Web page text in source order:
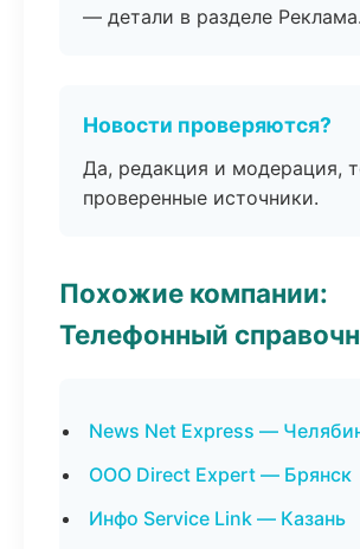
— детали в разделе Реклама.
Новости проверяются?
Да, редакция и модерация,
проверенные источники.
Похожие компании:
Телефонный
News Net Express —
ООО Direct Expert — Брянск
Инфо Service Link — Казань